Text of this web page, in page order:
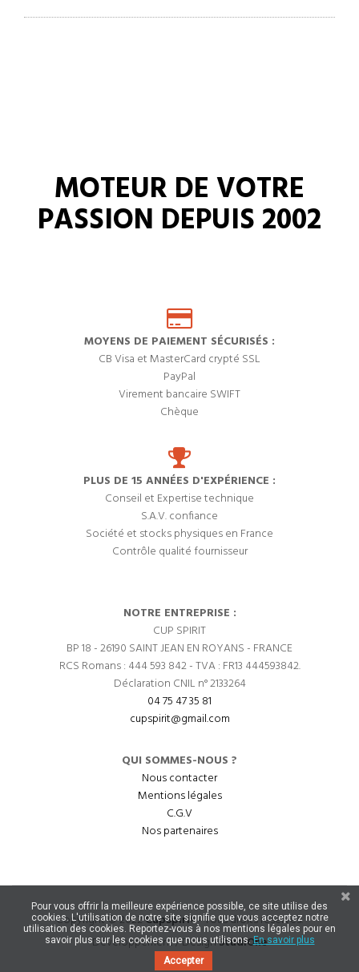
MOTEUR DE VOTRE
PASSION DEPUIS 2002
MOYENS DE PAIEMENT SÉCURISÉS :
CB Visa et MasterCard crypté SSL
PayPal
Virement bancaire SWIFT
Chèque
PLUS DE 15 ANNÉES D'EXPÉRIENCE :
Conseil et Expertise technique
S.A.V. confiance
Société et stocks physiques en France
Contrôle qualité fournisseur
NOTRE ENTREPRISE :
CUP SPIRIT
BP 18 - 26190 SAINT JEAN EN ROYANS - FRANCE
RCS Romans : 444 593 842 - TVA : FR13 444593842.
Déclaration CNIL n° 2133264
04 75 47 35 81
cupspirit@gmail.com
QUI SOMMES-NOUS ?
Nous contacter
Mentions légales
C.G.V
Nos partenaires
Copyright © 2022CupSpirit- Tous droits réservés.
Développement / DesignStudiOne
Pour vous offrir la meilleure expérience possible, ce site utilise des
cookies. L'utilisation de notre site signifie que vous acceptez notre
utilisation des cookies. Reportez-vous à nos mentions légales pour en
savoir plus sur les cookies que nous utilisons.En savoir plus
Accepter